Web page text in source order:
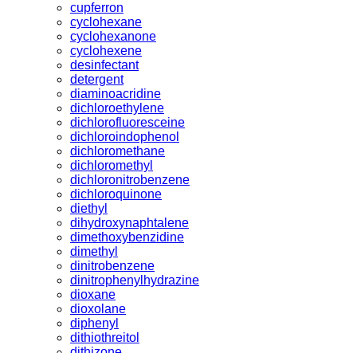
cupferron
cyclohexane
cyclohexanone
cyclohexene
desinfectant
detergent
diaminoacridine
dichloroethylene
dichlorofluoresceine
dichloroindophenol
dichloromethane
dichloromethyl
dichloronitrobenzene
dichloroquinone
diethyl
dihydroxynaphtalene
dimethoxybenzidine
dimethyl
dinitrobenzene
dinitrophenylhydrazine
dioxane
dioxolane
diphenyl
dithiothreitol